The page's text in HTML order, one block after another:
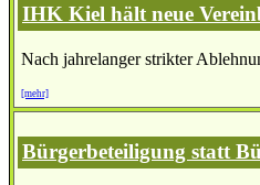
IHK Kiel hält neue
Nach jahrelanger strikter
[mehr]
Bürgerbeteiligung statt